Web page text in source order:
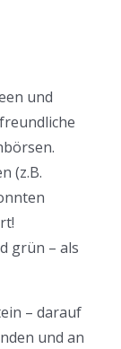
und
(z.B.
grün – als
– darauf
und an